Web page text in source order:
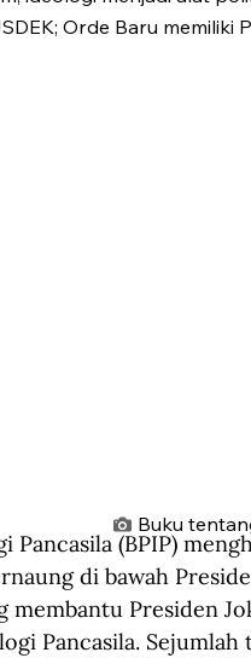
Orde Baru memiliki
Buku
Pancasila (BPIP)
di bawah
membantu Presiden
Pancasila.